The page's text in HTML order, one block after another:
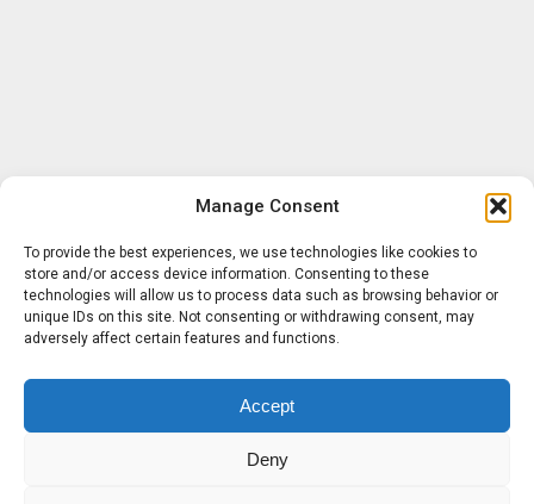
Manage Consent
To provide the best experiences, we use technologies like cookies to
store and/or access device information. Consenting to these
technologies will allow us to process data such as browsing behavior or
unique IDs on this site. Not consenting or withdrawing consent, may
adversely affect certain features and functions.
Accept
Deny